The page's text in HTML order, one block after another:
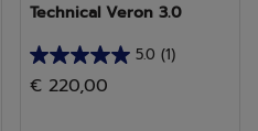
Technical Veron 3.0
5.0 (1)
5.0
em
€ 220,00